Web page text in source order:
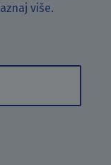
više.
koristeći
putem